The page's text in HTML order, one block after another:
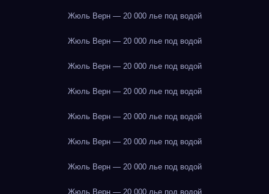
Жюль Верн — 20 000 лье под водой
Жюль Верн — 20 000 лье под водой
Жюль Верн — 20 000 лье под водой
Жюль Верн — 20 000 лье под водой
Жюль Верн — 20 000 лье под водой
Жюль Верн — 20 000 лье под водой
Жюль Верн — 20 000 лье под водой
Жюль Верн — 20 000 лье под водой